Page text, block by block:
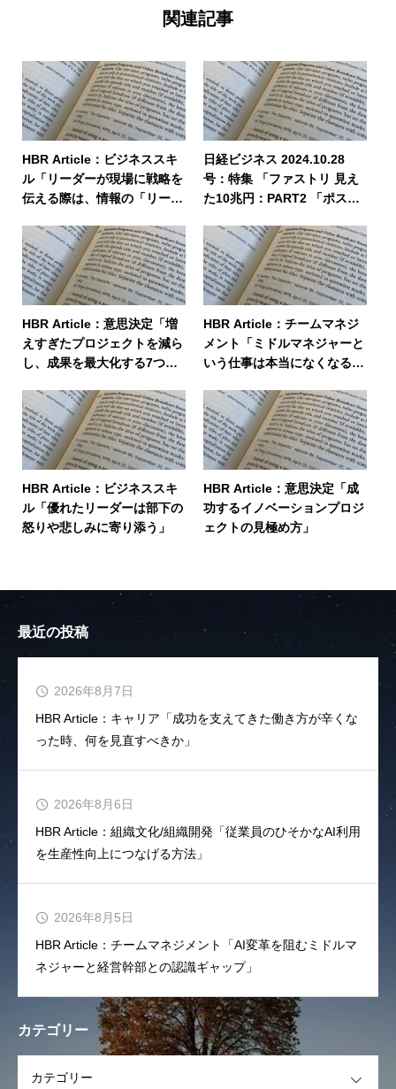
関連記事
HBR Article：ビジネススキ
ル「リーダーが現場に戦略を
伝える際は、情報の「リーク
日経ビジネス 2024.10.28
号：特集 「ファストリ 見え
た10兆円：PART2 「ポスト
株は異国で鍛える 外国人の
管理職8割へ」
HBR Article：意思決定「増
えすぎたプロジェクトを減ら
し、成果を最大化する7つの
HBR Article：チームマネジ
メント「ミドルマネジャーと
いう仕事は本当になくなるの
HBR Article：ビジネススキ
ル「優れたリーダーは部下の
怒りや悲しみに寄り添う」
HBR Article：意思決定「成
功するイノベーションプロジ
ェクトの見極め方」
最近の投稿
HBR Article：キャリア「成功を支えてきた働き方が辛くな
った時、何を見直すべきか」
2026年8月7日
HBR Article：組織文化/組織開発「従業員のひそかなAI利用
を生産性向上につなげる方法」
2026年8月6日
HBR Article：チームマネジメント「AI変革を阻むミドルマ
ネジャーと経営幹部との認識ギャップ」
2026年8月5日
カテゴリー